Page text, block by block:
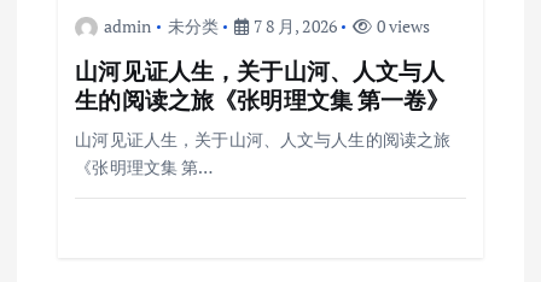
admin 未分类 7 8 月, 2026 0 views
山河见证人生，关于山河、人文与人
生的阅读之旅《张明理文集 第一卷》
山河见证人生，关于山河、人文与人生的阅读之旅
《张明理文集 第…